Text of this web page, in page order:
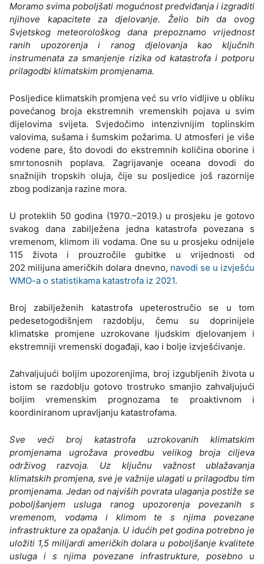
Moramo svima poboljšati mogućnost predviđanja i izgraditi
njihove kapacitete za djelovanje. Želio bih da ovog
Svjetskog meteorološkog dana prepoznamo vrijednost
ranih upozorenja i ranog djelovanja kao ključnih
instrumenata za smanjenje rizika od katastrofa i potporu
prilagodbi klimatskim promjenama.
Posljedice klimatskih promjena već su vrlo vidljive u obliku
povećanog broja ekstremnih vremenskih pojava u svim
dijelovima svijeta. Svjedočimo intenzivnijim toplinskim
valovima, sušama i šumskim požarima. U atmosferi je više
vodene pare, što dovodi do ekstremnih količina oborine i
smrtonosnih poplava. Zagrijavanje oceana dovodi do
snažnijih tropskih oluja, čije su posljedice još razornije
zbog podizanja razine mora.
U proteklih 50 godina (1970.–2019.) u prosjeku je gotovo
svakog dana zabilježena jedna katastrofa povezana s
vremenom, klimom ili vodama. One su u prosjeku odnijele
115 života i prouzročile gubitke u vrijednosti od
202 milijuna američkih dolara dnevno, navodi se u izvješću
WMO-a o statistikama katastrofa iz 2021.
Broj zabilježenih katastrofa upeterostručio se u tom
pedesetogodišnjem razdoblju, čemu su doprinijele
klimatske promjene uzrokovane ljudskim djelovanjem i
ekstremniji vremenski događaji, kao i bolje izvješćivanje.
Zahvaljujući boljim upozorenjima, broj izgubljenih života u
istom se razdoblju gotovo trostruko smanjio zahvaljujući
boljim vremenskim prognozama te proaktivnom i
koordiniranom upravljanju katastrofama.
Sve veći broj katastrofa uzrokovanih klimatskim
promjenama ugrožava provedbu velikog broja ciljeva
održivog razvoja. Uz ključnu važnost ublažavanja
klimatskih promjena, sve je važnije ulagati u prilagodbu tim
promjenama. Jedan od najviših povrata ulaganja postiže se
poboljšanjem usluga ranog upozorenja povezanih s
vremenom, vodama i klimom te s njima povezane
infrastrukture za opažanja. U idućih pet godina potrebno je
uložiti 1,5 milijardi američkih dolara u poboljšanje kvalitete
usluga i s njima povezane infrastrukture, posebno u